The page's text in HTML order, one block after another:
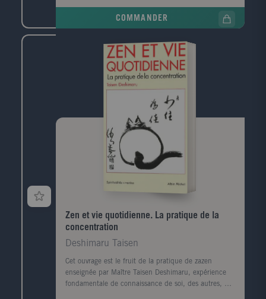
COMMANDER
Zen et vie quotidienne. La pratique de la
concentration
Deshimaru Taisen
Cet ouvrage est le fruit de la pratique de zazen
enseignée par Maître Taisen Deshimaru, expérience
fondamentale de connaissance de soi, des autres, du